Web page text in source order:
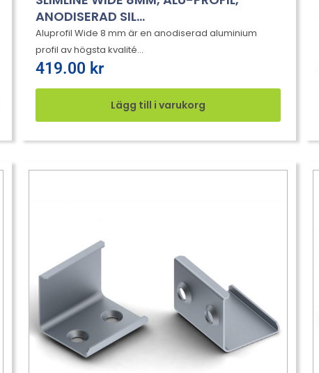
ANODISERAD SIL...
Aluprofil Wide 8 mm är en anodiserad aluminium
profil av högsta kvalité...
419.00 kr
Lägg till i varukorg